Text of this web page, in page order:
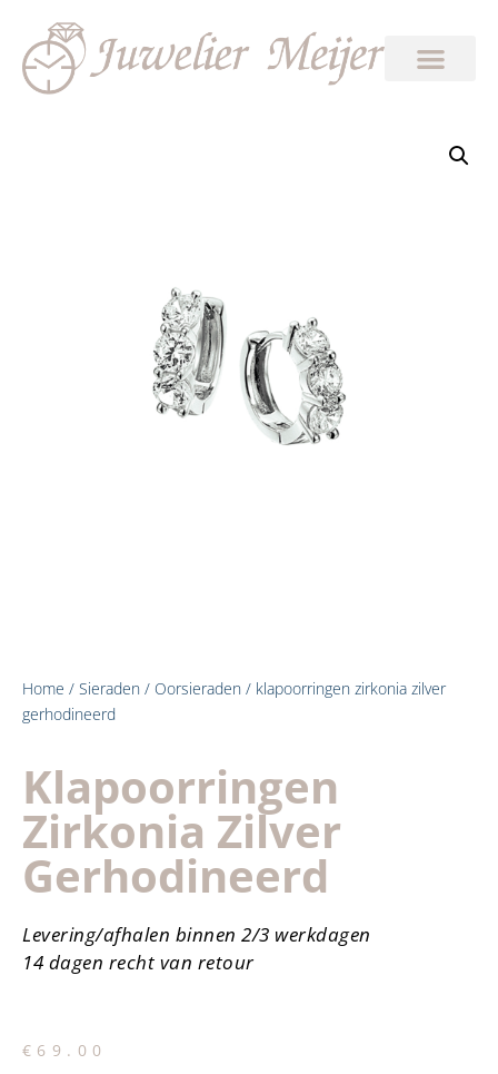
Home / Sieraden / Oorsieraden / klapoorringen zirkonia zilver
gerhodineerd
Klapoorringen
Zirkonia Zilver
Gerhodineerd
Levering/afhalen binnen 2/3 werkdagen
14 dagen recht van retour
€ 69.00